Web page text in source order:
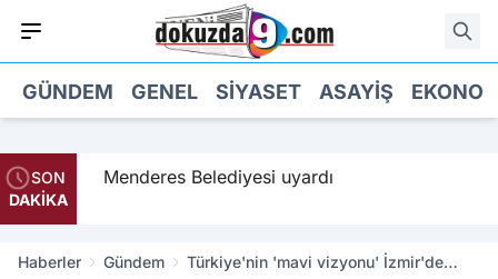
GÜNDEM GENEL SIYASET ASAYIŞ
SON
DAKİKA
geldi Menderes Belediyesi uyardı
Haberler Gündem
Türkiye'nin 'mavi vizyonu' İzmir'de